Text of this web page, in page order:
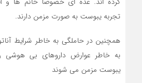
تجربه یبوست به صورت مزمن دارند.
همچنین در حاملگی به خاطر شرایط
به خاطر عوارض داروهای بی
یبوست مزمن می شوند